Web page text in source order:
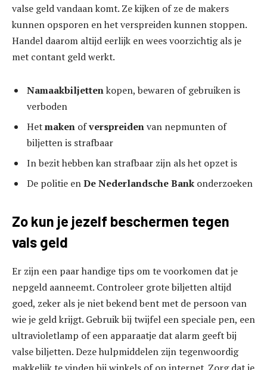
valse geld vandaan komt. Ze kijken of ze de makers
kunnen opsporen en het verspreiden kunnen stoppen.
Handel daarom altijd eerlijk en wees voorzichtig als je
met contant geld werkt.
Namaakbiljettenkopen, bewaren of gebruiken is
verboden
Hetmaken ofverspreidenvan nepmunten of
biljetten is strafbaar
In bezit hebben kan strafbaar zijn als het opzet is
De politie enDe Nederlandsche Bank onderzoeken
Zo kun je jezelf beschermen tegen
vals geld
Er zijn een paar handige tips om te voorkomen dat je
nepgeld aanneemt. Controleer grote biljetten altijd
goed, zeker als je niet bekend bent met de persoon van
wie je geld krijgt. Gebruik bij twijfel een speciale pen, een
ultravioletlamp of een apparaatje dat alarm geeft bij
valse biljetten. Deze hulpmiddelen zijn tegenwoordig